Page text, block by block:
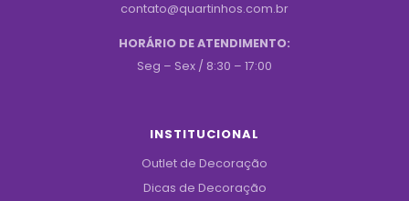
contato@quartinhos.com.br
HORÁRIO DE ATENDIMENTO:
Seg – Sex / 8:30 – 17:00
INSTITUCIONAL
Outlet de Decoração
Dicas de Decoração